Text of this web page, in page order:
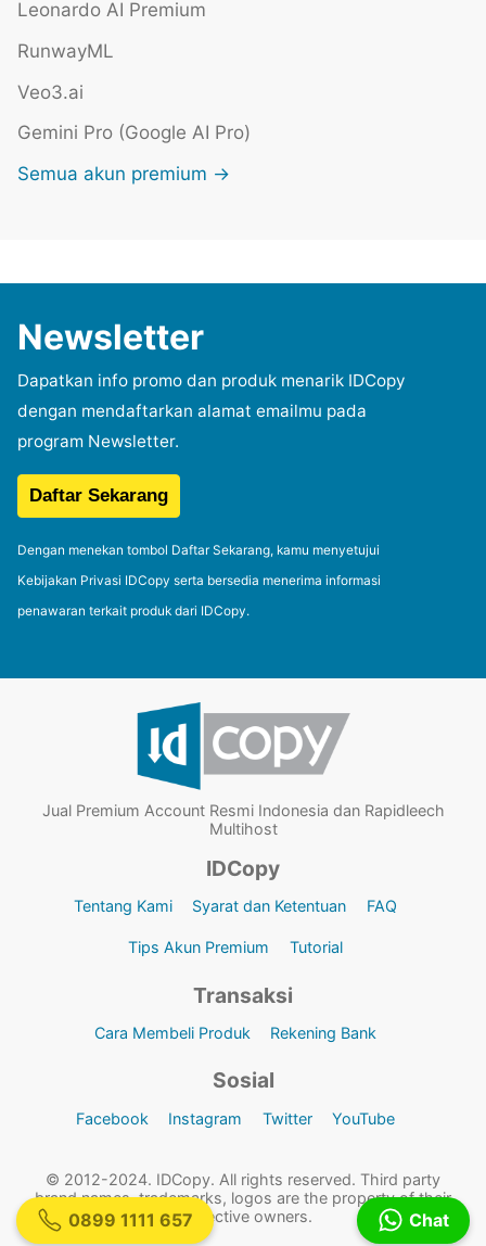
Leonardo AI Premium
RunwayML
Veo3.ai
Gemini Pro (Google AI Pro)
Semua akun premium →
Newsletter
Dapatkan info promo dan produk menarik IDCopy
dengan mendaftarkan alamat emailmu pada
program Newsletter.
Dengan menekan tombol Daftar Sekarang, kamu menyetujui
Kebijakan Privasi IDCopy serta bersedia menerima informasi
penawaran terkait produk dari IDCopy.
Jual Premium Account Resmi Indonesia dan Rapidleech
Multihost
IDCopy
Tentang Kami Syarat dan Ketentuan FAQ
Tips Akun Premium Tutorial
Transaksi
Cara Membeli Produk Rekening Bank
Sosial
Facebook Instagram Twitter YouTube
© 2012-2024. IDCopy. All rights reserved. Third party
brand names, trademarks, logos are the property of their
respective owners.
Chat
0899 1111 657